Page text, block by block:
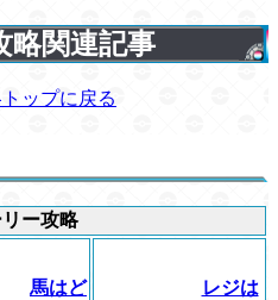
略関連記事
ップに戻る
ー攻略
馬はど
レジは